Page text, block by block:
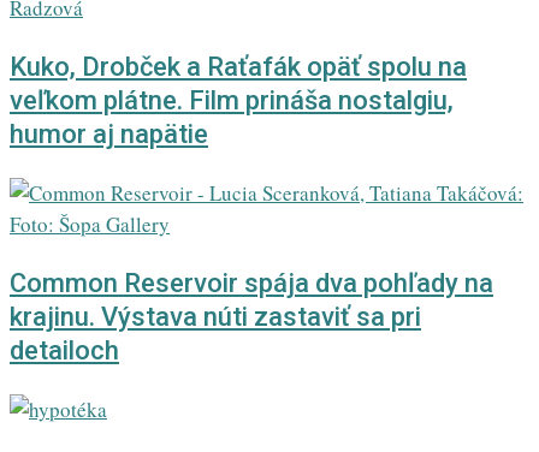
Kuko, Drobček a Raťafák opäť spolu na
veľkom plátne. Film prináša nostalgiu,
humor aj napätie
Common Reservoir spája dva pohľady na
krajinu. Výstava núti zastaviť sa pri
detailoch